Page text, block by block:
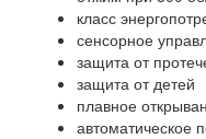
класс
сенсорное
защита от
защита от детей
плавное
автоматическое